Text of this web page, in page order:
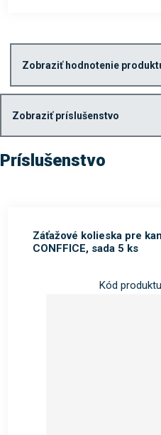
Zobraziť hodnotenie
Zobraziť príslušenstvo
Príslušenstvo
Záťažové kolieska pre
CONFFICE, sada 5 ks
Kód